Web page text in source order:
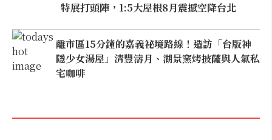
特展打頭陣，1:5大屋根8月震撼空降台北
離市區15分鐘的嘉義祕境路線！造訪「台版神
隱少女湯屋」清豐濤月、湖景窯烤披薩與人氣私
宅咖啡